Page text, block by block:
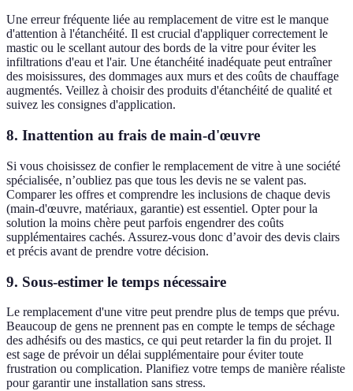
Une erreur fréquente liée au remplacement de vitre est le manque
d'attention à l'étanchéité. Il est crucial d'appliquer correctement le
mastic ou le scellant autour des bords de la vitre pour éviter les
infiltrations d'eau et l'air. Une étanchéité inadéquate peut entraîner
des moisissures, des dommages aux murs et des coûts de chauffage
augmentés. Veillez à choisir des produits d'étanchéité de qualité et
suivez les consignes d'application.
8. Inattention au frais de main-d'œuvre
Si vous choisissez de confier le remplacement de vitre à une société
spécialisée, n’oubliez pas que tous les devis ne se valent pas.
Comparer les offres et comprendre les inclusions de chaque devis
(main-d'œuvre, matériaux, garantie) est essentiel. Opter pour la
solution la moins chère peut parfois engendrer des coûts
supplémentaires cachés. Assurez-vous donc d’avoir des devis clairs
et précis avant de prendre votre décision.
9. Sous-estimer le temps nécessaire
Le remplacement d'une vitre peut prendre plus de temps que prévu.
Beaucoup de gens ne prennent pas en compte le temps de séchage
des adhésifs ou des mastics, ce qui peut retarder la fin du projet. Il
est sage de prévoir un délai supplémentaire pour éviter toute
frustration ou complication. Planifiez votre temps de manière réaliste
pour garantir une installation sans stress.